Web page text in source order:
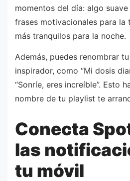
momentos del día: algo
frases motivacionales para la
más tranquilos para la noche.
Además, puedes renombrar
inspirador, como “Mi dosis
“Sonríe, eres increíble”. Esto
nombre de tu playlist te
Conecta
las
tu móvil